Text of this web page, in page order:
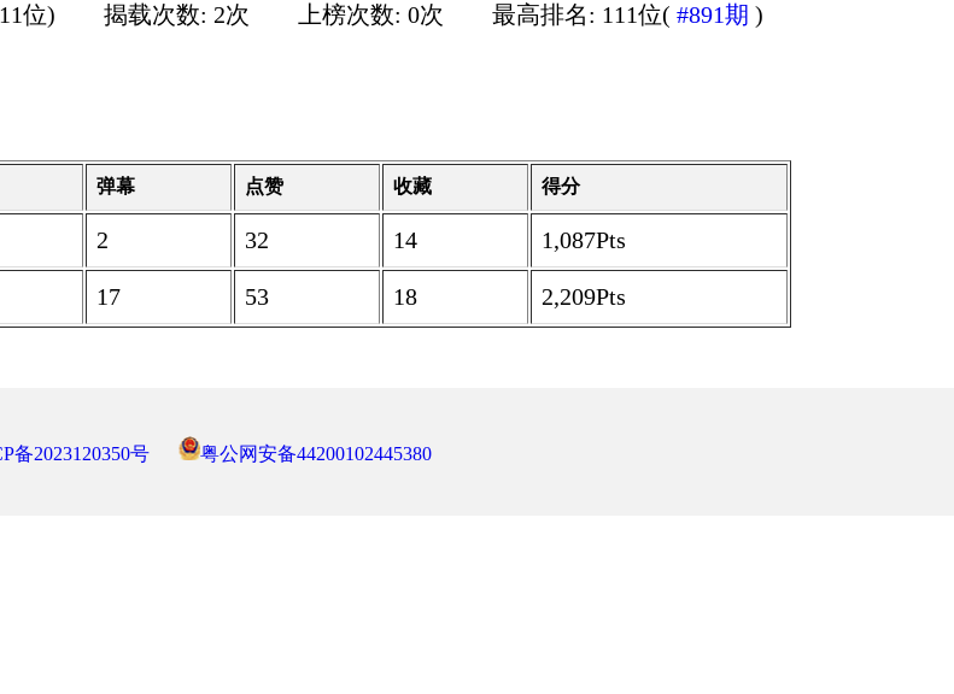
位) 揭载次数: 2次 上榜次数: 0次 最高排名: 111位(#891期 )
弹幕 点赞 收藏 得分
2 32 14 1,087Pts
17 53 18 2,209Pts
备2023120350号 粤公网安备44200102445380